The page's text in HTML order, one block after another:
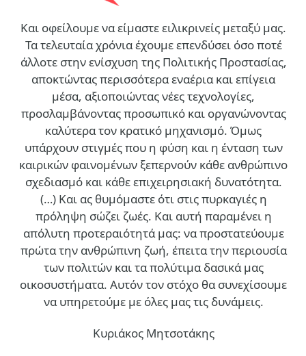
Και οφείλουμε να είμαστε ειλικρινείς μεταξύ μας.
Τα τελευταία χρόνια έχουμε επενδύσει όσο ποτέ
άλλοτε στην ενίσχυση της Πολιτικής Προστασίας,
αποκτώντας περισσότερα εναέρια και επίγεια
μέσα, αξιοποιώντας νέες τεχνολογίες,
προσλαμβάνοντας προσωπικό και οργανώνοντας
καλύτερα τον κρατικό μηχανισμό. Όμως
υπάρχουν στιγμές που η φύση και η ένταση των
καιρικών φαινομένων ξεπερνούν κάθε ανθρώπινο
σχεδιασμό και κάθε επιχειρησιακή δυνατότητα.
(…) Και ας θυμόμαστε ότι στις πυρκαγιές η
πρόληψη σώζει ζωές. Και αυτή παραμένει η
απόλυτη προτεραιότητά μας: να προστατεύουμε
πρώτα την ανθρώπινη ζωή, έπειτα την περιουσία
των πολιτών και τα πολύτιμα δασικά μας
οικοσυστήματα. Αυτόν τον στόχο θα συνεχίσουμε
να υπηρετούμε με όλες μας τις δυνάμεις.
Κυριάκος Μητσοτάκης